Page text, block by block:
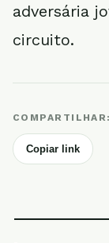
adversária
circuito.
COMPARTILHAR:
Copiar link